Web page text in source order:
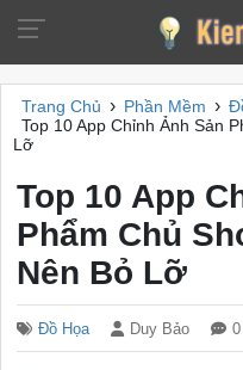
Trang Chủ › Phần Mềm ›
Top 10 App Chỉnh Ảnh Sản
Lỡ
Top 10 App
Phẩm Chủ
Nên Bỏ Lỡ
Đồ Họa Duy Bảo 0